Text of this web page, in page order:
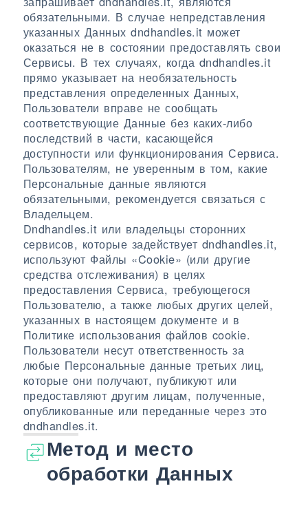
обязательными. В случае непредставления
указанных Данных dndhandles.it может
оказаться не в состоянии предоставлять свои
Сервисы. В тех случаях, когда dndhandles.it
прямо указывает на необязательность
представления определенных Данных,
Пользователи вправе не сообщать
соответствующие Данные без каких-либо
последствий в части, касающейся
доступности или функционирования Сервиса.
Пользователям, не уверенным в том, какие
Персональные данные являются
обязательными, рекомендуется связаться с
Владельцем.
Dndhandles.it или владельцы сторонних
сервисов, которые задействует dndhandles.it,
используют Файлы «Cookie» (или другие
средства отслеживания) в целях
предоставления Сервиса, требующегося
Пользователю, а также любых других целей,
указанных в настоящем документе и в
Политике использования файлов cookie.
Пользователи несут ответственность за
любые Персональные данные третьих лиц,
которые они получают, публикуют или
предоставляют другим лицам, полученные,
опубликованные или переданные через это
dndhandles.it.
Метод и место
обработки Данных